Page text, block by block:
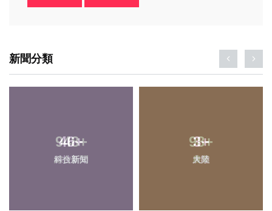
新聞分類
46+
科技新知
3+
大陸
948+
綜合新聞
98+
農業